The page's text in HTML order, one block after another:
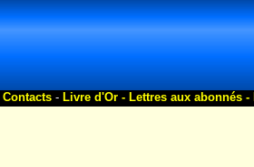
Contacts- Livre d'Or - Lettres aux abonnés -